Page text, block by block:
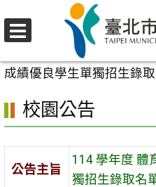
至
要
區
校園公告
成績優良學生單獨招生錄
校園公告
公告主旨
114 學年度 體
獨招生錄取名
選
單